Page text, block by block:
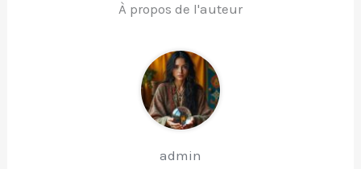
À propos de l'auteur
admin